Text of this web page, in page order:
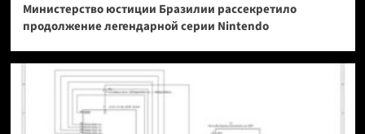
Министерство юстиции Бразилии рассекретило
продолжение легендарной серии Nintendo